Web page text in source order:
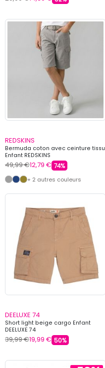
REDSKINS
Bermuda coton avec ceinture tissu
Enfant REDSKINS
49,99 €12,79 € 74%
+ 2 autres couleurs
DEELUXE 74
Short light beige cargo Enfant
DEELUXE 74
39,99 €19,99 € 50%